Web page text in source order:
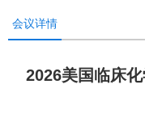
会议详情
2026美国临床